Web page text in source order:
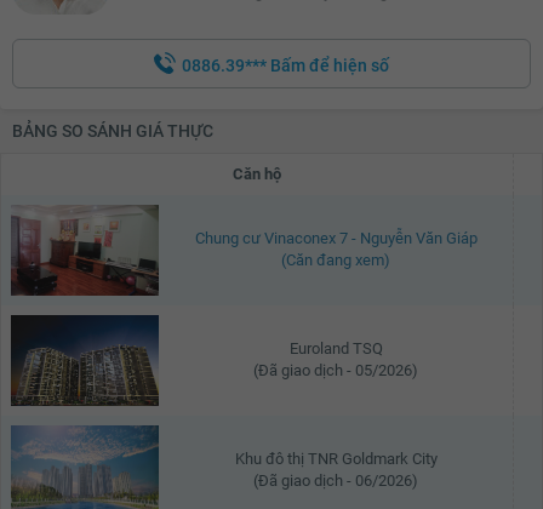
0886.39*** Bấm để hiện số
BẢNG SO SÁNH GIÁ THỰC
Căn hộ
Chung cư Vinaconex 7 - Nguyễn Văn Giáp
(Căn đang xem)
Euroland TSQ
(Đã giao dịch - 05/2026)
Khu đô thị TNR Goldmark City
(Đã giao dịch - 06/2026)